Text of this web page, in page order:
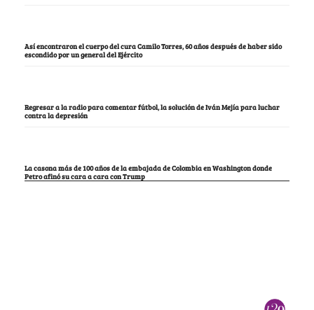
Así encontraron el cuerpo del cura Camilo Torres, 60 años después de haber sido
escondido por un general del Ejército
Regresar a la radio para comentar fútbol, la solución de Iván Mejía para luchar
contra la depresión
La casona más de 100 años de la embajada de Colombia en Washington donde
Petro afinó su cara a cara con Trump